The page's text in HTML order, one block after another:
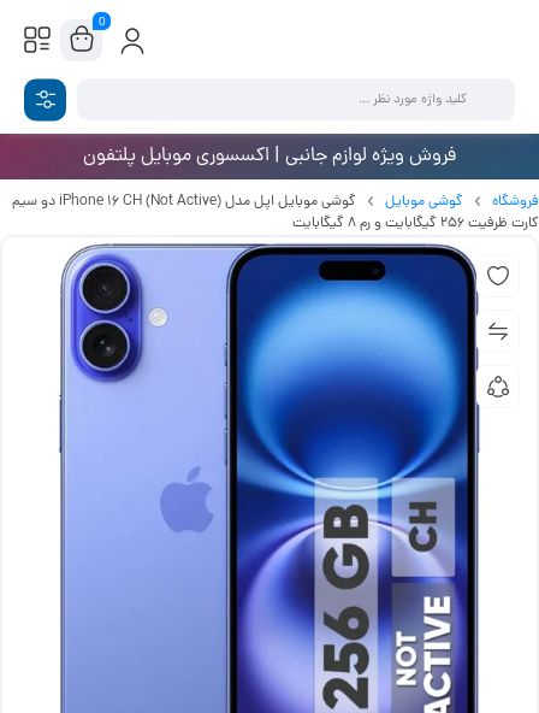
0
فروش ویژه لوازم جانبی | اکسسوری موبایل پلتفون
فروشگاه گوشی موبایل
گوشی موبایل اپل مدل iPhone 16 CH (Not Active) دو سیم
کارت ظرفیت 256 گیگابایت و رم 8 گیگابایت